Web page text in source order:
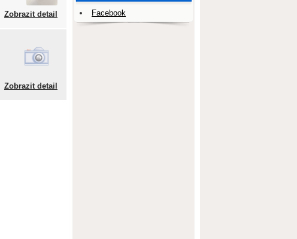
Zobrazit detail
Zobrazit detail
Facebook